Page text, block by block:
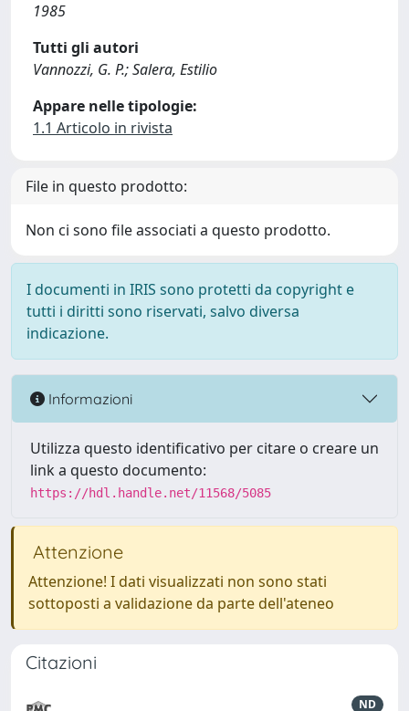
1985
Tutti gli autori
Vannozzi, G. P.; Salera, Estilio
Appare nelle tipologie:
1.1 Articolo in rivista
File in questo prodotto:
Non ci sono file associati a questo prodotto.
I documenti in IRIS sono protetti da copyright e
tutti i diritti sono riservati, salvo diversa
indicazione.
Informazioni
Utilizza questo identificativo per citare o creare un
link a questo documento:
https://hdl.handle.net/11568/5085
Attenzione
Attenzione! I dati visualizzati non sono stati
sottoposti a validazione da parte dell'ateneo
Citazioni
ND